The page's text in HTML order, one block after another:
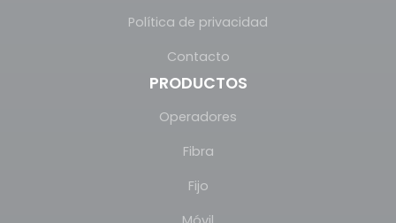
Política de privacidad
Contacto
PRODUCTOS
Operadores
Fibra
Fijo